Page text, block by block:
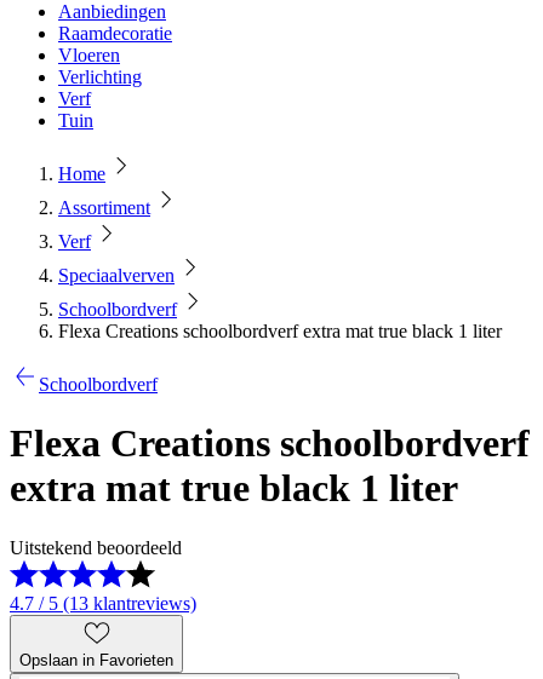
Aanbiedingen
Raamdecoratie
Vloeren
Verlichting
Verf
Tuin
Home
Assortiment
Verf
Speciaalverven
Schoolbordverf
Flexa Creations schoolbordverf extra mat true black 1 liter
Schoolbordverf
Flexa Creations schoolbordverf
extra mat true black 1 liter
Uitstekend beoordeeld
4.7 / 5 (13 klantreviews)
Opslaan in Favorieten